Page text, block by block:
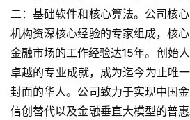
首
页
融
资
二：基础软件和核心算法。公司核
机构资深核心经验的专家组成，核
金融市场的工作经验达15年。创始
卓越的专业成就，成为迄今为止唯
封面的华人。公司致力于实现中国
信创替代以及金融垂直大模型的普